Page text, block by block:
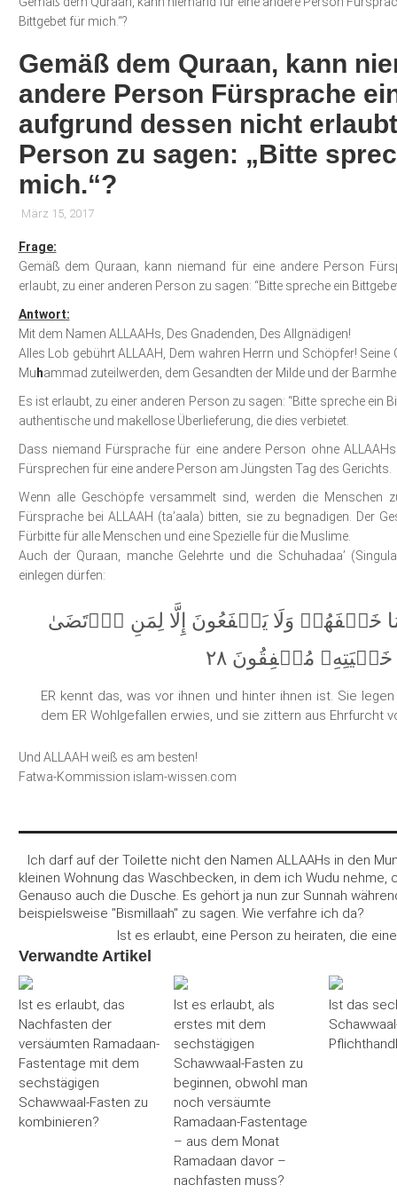
Bittgebet für mich.“?
Gemäß dem Quraan, kann
andere Person Fürsprache
aufgrund dessen nicht
Person zu sagen: „Bitte
mich.“?
März 15, 2017
Frage:
Gemäß dem Quraan, kann niemand für eine andere Person
erlaubt, zu einer anderen Person zu sagen: “Bitte spreche ein
Antwort:
Mit dem Namen ALLAAHs, Des Gnadenden, Des Allgnädigen!
Alles Lob gebührt ALLAAH, Dem wahren Herrn und Schöpfer!
Mu hammad zuteilwerden, dem Gesandten der Milde und der
Es ist erlaubt, zu einer anderen Person zu sagen: “Bitte spreche ein
authentische und makellose Überlieferung, die dies verbietet.
Dass niemand Fürsprache für eine andere Person ohne
Fürsprechen für eine andere Person am Jüngsten Tag des Gerichts.
Wenn alle Geschöpfe versammelt sind, werden die Menschen
Fürsprache bei ALLAAH (ta’aala) bitten, sie zu begnadigen. Der
Fürbitte für alle Menschen und eine Spezielle für die Muslime.
Auch der Quraan, manche Gelehrte und die Schuhadaa’
einlegen dürfen:
خَلۡفَهُمۡ وَلَا يَشۡفَعُونَ إِلَّا لِمَنِ ٱرۡتَضَىٰ
مُشۡفِقُونَ ٢٨
ER kennt das, was vor ihnen und hinter ihnen ist. Sie
dem ER Wohlgefallen erwies, und sie zittern aus Ehrfurcht
Und ALLAAH weiß es am besten!
Fatwa-Kommission islam-wissen.com
Ich darf auf der Toilette nicht den Namen ALLAAHs in den
kleinen Wohnung das Waschbecken, in dem ich Wudu
Genauso auch die Dusche. Es gehört ja nun zur Sunnah
beispielsweise "Bismillaah" zu sagen. Wie verfahre ich da?
Ist es erlaubt, eine Person zu heiraten, die
Verwandte Artikel
Ist es erlaubt, das
Nachfasten der
versäumten Ramadaan-
Fastentage mit dem
sechstägigen
Schawwaal-Fasten zu
kombinieren?
Ist es erlaubt, als
erstes mit dem
sechstägigen
Schawwaal-Fasten zu
beginnen, obwohl man
noch versäumte
Ramadaan-Fastentage
– aus dem Monat
Ramadaan davor –
nachfasten muss?
Ist das